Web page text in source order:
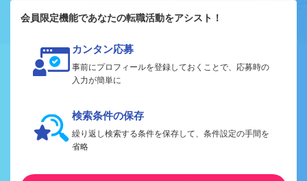
会員限定機能であなたの転職活動をアシスト！
カンタン応募
事前にプロフィールを登録しておくことで、応募時の
入力が簡単に
検索条件の保存
繰り返し検索する条件を保存して、条件設定の手間を
省略